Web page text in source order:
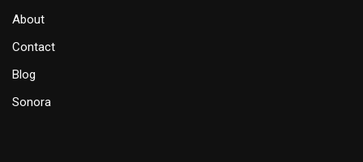
About
Contact
Blog
Sonora